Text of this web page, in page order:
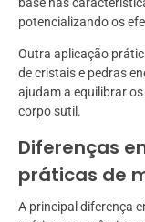
base nas
potencializando os
Outra aplicação
de cristais e pedras
ajudam a equilibrar
corpo sutil.
Diferenças
práticas de
A principal diferença